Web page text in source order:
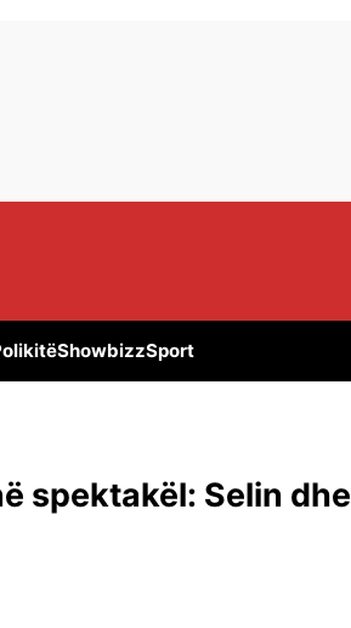
ShowbizzSport
spektakël: Selin dhe